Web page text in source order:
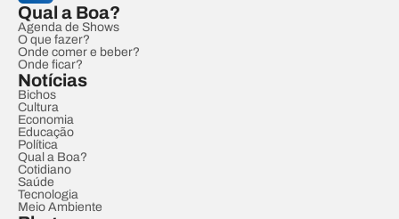
Qual a Boa?
Agenda de Shows
O que fazer?
Onde comer e beber?
Onde ficar?
Notícias
Bichos
Cultura
Economia
Educação
Política
Qual a Boa?
Cotidiano
Saúde
Tecnologia
Meio Ambiente